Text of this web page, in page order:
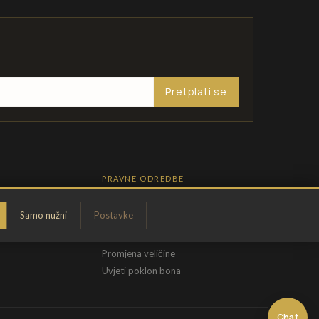
Samo nužni Postavke
Pretplati se
PRAVNE ODREDBE
Pravila privatnosti
Opći uvjeti
Promjena veličine
Uvjeti poklon bona